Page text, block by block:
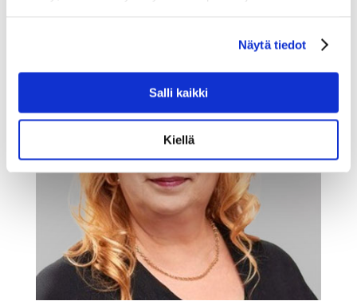
Näytä tiedot
Salli kaikki
Kiellä